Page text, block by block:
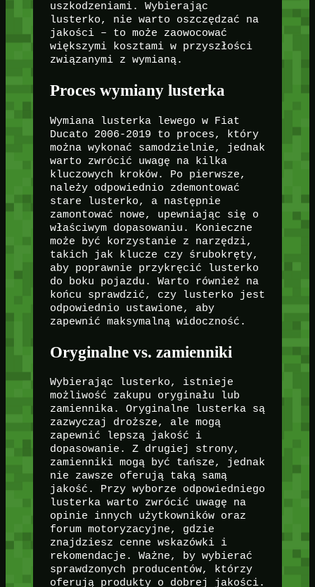
uszkodzeniami. Wybierając
lusterko, nie warto oszczędzać na
jakości – to może zaowocować
większymi kosztami w przyszłości
związanymi z wymianą.
Proces wymiany lusterka
Wymiana lusterka lewego w Fiat
Ducato 2006-2019 to proces, który
można wykonać samodzielnie, jednak
warto zwrócić uwagę na kilka
kluczowych kroków. Po pierwsze,
należy odpowiednio zdemontować
stare lusterko, a następnie
zamontować nowe, upewniając się o
właściwym dopasowaniu. Konieczne
może być korzystanie z narzędzi,
takich jak klucze czy śrubokręty,
aby poprawnie przykręcić lusterko
do boku pojazdu. Warto również na
końcu sprawdzić, czy lusterko jest
odpowiednio ustawione, aby
zapewnić maksymalną widoczność.
Oryginalne vs. zamienniki
Wybierając lusterko, istnieje
możliwość zakupu oryginału lub
zamiennika. Oryginalne lusterka są
zazwyczaj droższe, ale mogą
zapewnić lepszą jakość i
dopasowanie. Z drugiej strony,
zamienniki mogą być tańsze, jednak
nie zawsze oferują taką samą
jakość. Przy wyborze odpowiedniego
lusterka warto zwrócić uwagę na
opinie innych użytkowników oraz
forum motoryzacyjne, gdzie
znajdziesz cenne wskazówki i
rekomendacje. Ważne, by wybierać
sprawdzonych producentów, którzy
oferują produkty o dobrej jakości.